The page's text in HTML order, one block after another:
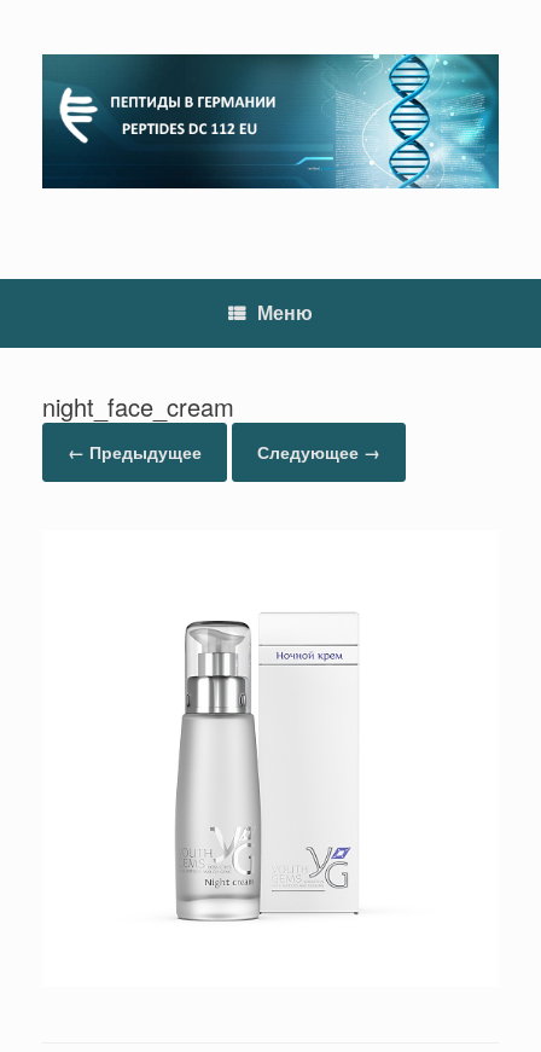
содержанию
Меню
night_face_cream
← Предыдущее Следующее →